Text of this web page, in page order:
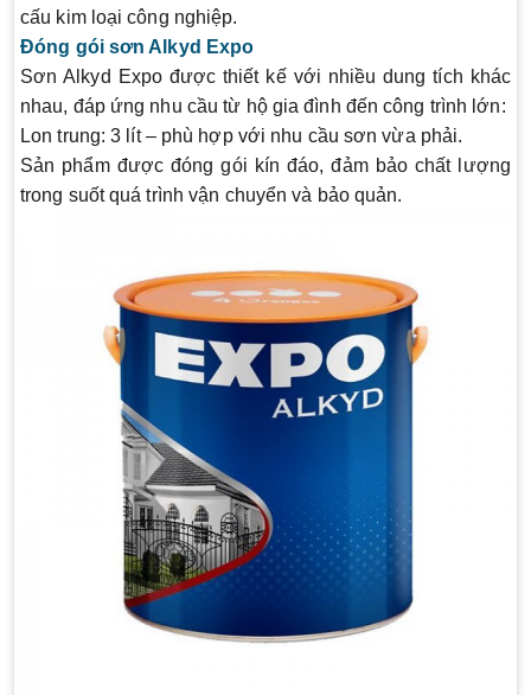
cấu kim loại công nghiệp.
Đóng gói sơn Alkyd Expo
Sơn Alkyd Expođược thiết kế với nhiều dung tích khác
nhau, đáp ứng nhu cầu từ hộ gia đình đến công trình lớn:
Lon trung: 3 lít – phù hợp với nhu cầu sơn vừa phải.
Sản phẩm được đóng gói kín đáo, đảm bảo chất lượng
trong suốt quá trình vận chuyển và bảo quản.